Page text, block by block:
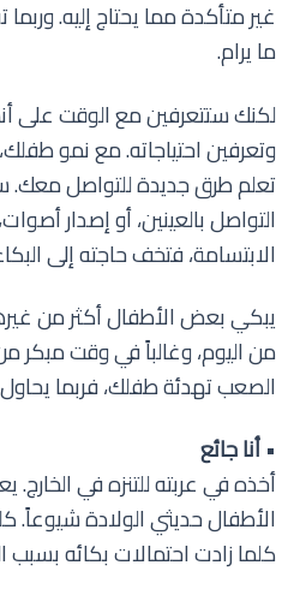
غير متأكدة مما يحتاج إليه.
ما يرام.
لكنك ستتعرفين مع الوقت على
وتعرفين احتياجاته. مع نمو
تعلم طرق جديدة للتواصل
التواصل بالعينين، أو إصدار
الابتسامة، فتخف حاجته إلى
يبكي بعض الأطفال أكثر من
من اليوم، وغالباً في وقت مبكر
الصعب تهدئة طفلك، فربما
•أنا جائع
أخذه في عربته للتنزه في الخارج.
الأطفال حديثي الولادة شيوعاً.
كلما زادت احتمالات بكائه بسبب